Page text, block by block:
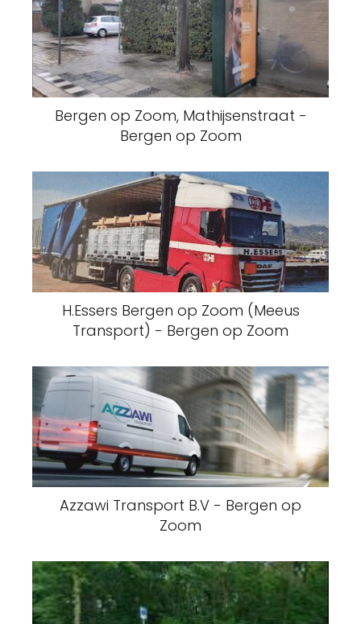
Bergen op Zoom, Mathijsenstraat -
Bergen op Zoom
H.Essers Bergen op Zoom (Meeus
Transport) - Bergen op Zoom
Azzawi Transport B.V - Bergen op
Zoom